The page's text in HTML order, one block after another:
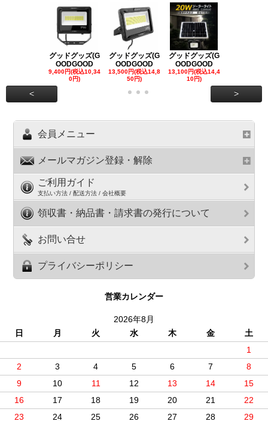
グッドグッズ(G
OODGOOD
9,400円(税込10,34
0円)
グッドグッズ(G
OODGOOD
13,500円(税込14,8
50円)
グッドグッズ(G
OODGOOD
13,100円(税込14,4
10円)
< >
会員メニュー
メールマガジン登録・解除
ご利用ガイド
支払い方法 / 配送方法 / 会社概要
領収書・納品書・請求書の発行について
お問い合せ
プライバシーポリシー
営業カレンダー
2026年8月
日
月 火 水 木 金
土
1
2
3 4 5 6 7
8
9
10 11 12 13 14
15
16
17 18 19 20 21
22
23
24 25 26 27 28 29